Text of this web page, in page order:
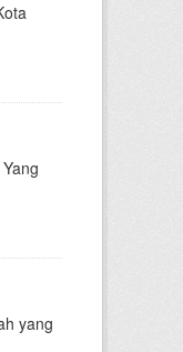
yang